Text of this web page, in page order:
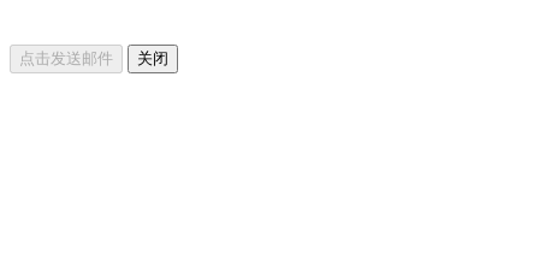
点击发送邮件 关闭